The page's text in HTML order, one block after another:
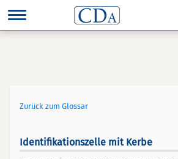
Zurück zum Glossar
Identifikationszelle mit Kerbe